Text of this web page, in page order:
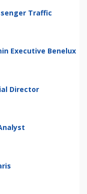
Traffic
Executive Benelux
Director